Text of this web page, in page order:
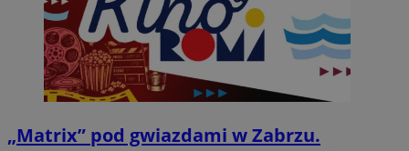
„Matrix” pod gwiazdami w Zabrzu.